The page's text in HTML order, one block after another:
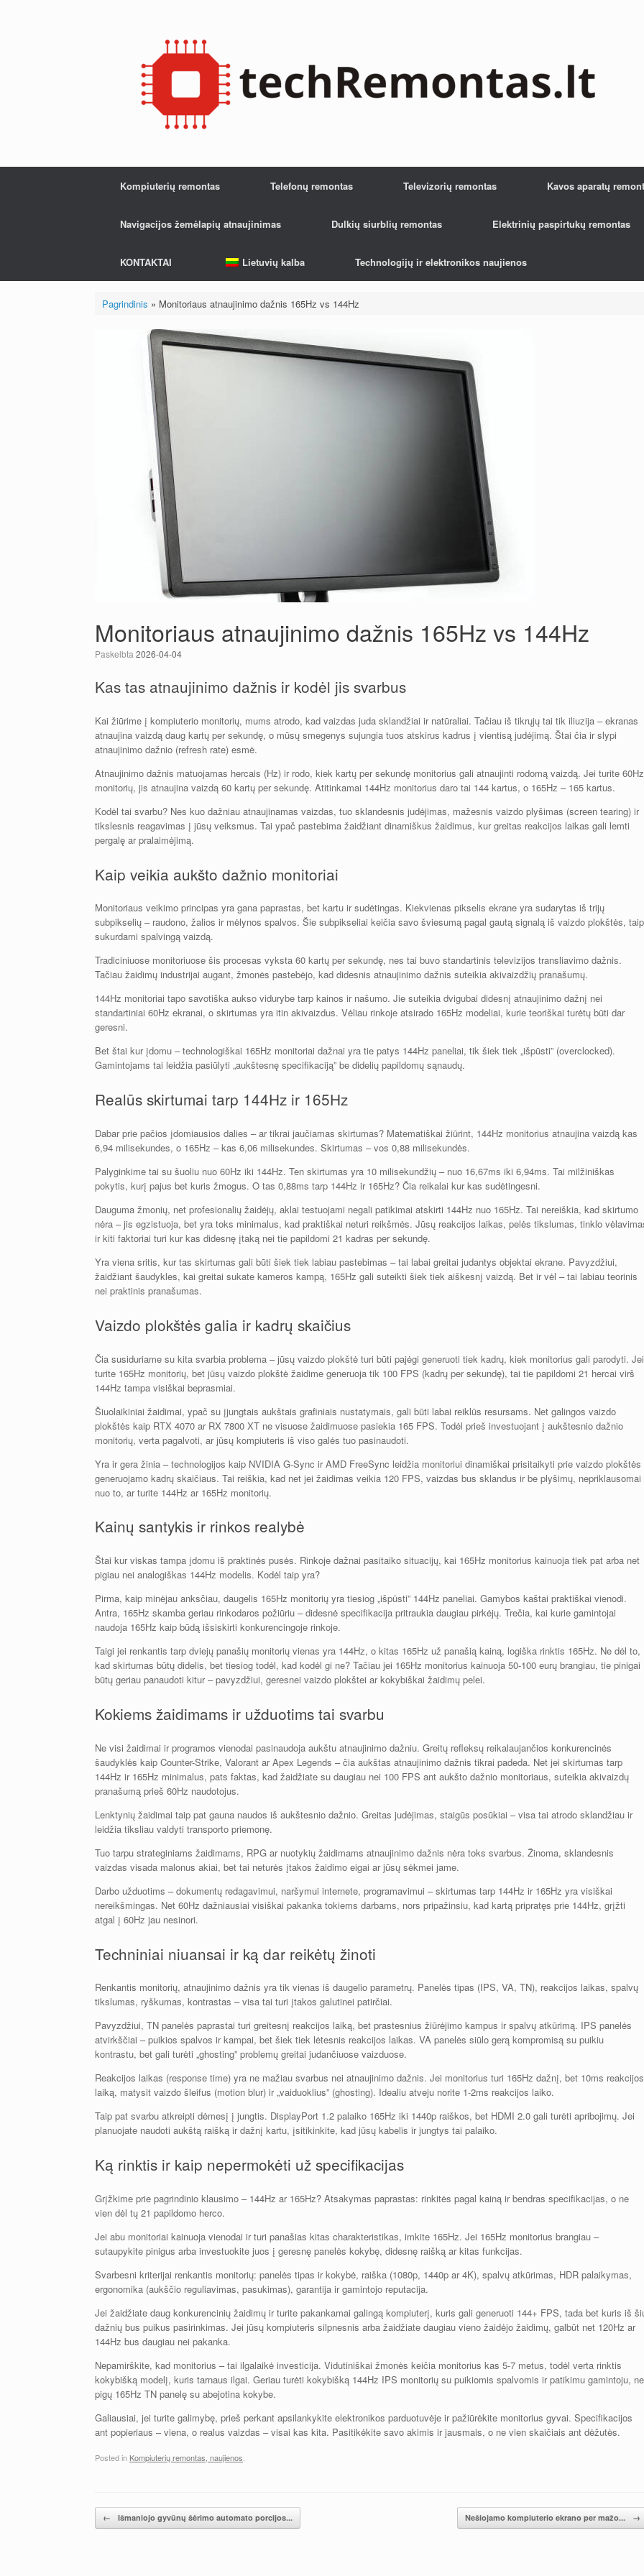
Kompiuterių remontas Telefonų remontas Televizorių remontas Kavos aparatų
Navigacijos žemėlapių atnaujinimas Dulkių siurblių remontas Elektrinių paspirtukų remontas
KONTAKTAI Lietuvių kalba Technologijų ir elektronikos naujienos
Pagrindinis » Monitoriaus atnaujinimo dažnis 165Hz vs 144Hz
Monitoriaus atnaujinimo dažnis 165Hz vs 144Hz
Paskelbta 2026-04-04
Kas tas atnaujinimo dažnis ir kodėl jis svarbus
Kai žiūrime į kompiuterio monitorių, mums atrodo, kad vaizdas juda sklandžiai ir natūraliai. Tačiau iš tikrųjų tai tik iliuzija – ekranas
atnaujina vaizdą daug kartų per sekundę, o mūsų smegenys sujungia tuos atskirus kadrus į vientisą judėjimą. Štai čia ir slypi
atnaujinimo dažnio (refresh rate) esmė.
Atnaujinimo dažnis matuojamas hercais (Hz) ir rodo, kiek kartų per sekundę monitorius gali atnaujinti rodomą vaizdą. Jei turite 60Hz
monitorių, jis atnaujina vaizdą 60 kartų per sekundę. Atitinkamai 144Hz monitorius daro tai 144 kartus, o 165Hz – 165 kartus.
Kodėl tai svarbu? Nes kuo dažniau atnaujinamas vaizdas, tuo sklandesnis judėjimas, mažesnis vaizdo plyšimas (screen tearing) ir
tikslesnis reagavimas į jūsų veiksmus. Tai ypač pastebima žaidžiant dinamiškus žaidimus, kur greitas reakcijos laikas gali lemti
pergalę ar pralaimėjimą.
Kaip veikia aukšto dažnio monitoriai
Monitoriaus veikimo principas yra gana paprastas, bet kartu ir sudėtingas. Kiekvienas pikselis ekrane yra sudarytas iš trijų
subpikselių – raudono, žalios ir mėlynos spalvos. Šie subpikseliai keičia savo šviesumą pagal gautą signalą iš vaizdo plokštės, taip
sukurdami spalvingą vaizdą.
Tradiciniuose monitoriuose šis procesas vyksta 60 kartų per sekundę, nes tai buvo standartinis televizijos transliavimo dažnis.
Tačiau žaidimų industrijai augant, žmonės pastebėjo, kad didesnis atnaujinimo dažnis suteikia akivaizdžių pranašumų.
144Hz monitoriai tapo savotiška aukso vidurybe tarp kainos ir našumo. Jie suteikia dvigubai didesnį atnaujinimo dažnį nei
standartiniai 60Hz ekranai, o skirtumas yra itin akivaizdus. Vėliau rinkoje atsirado 165Hz modeliai, kurie teoriškai turėtų būti dar
geresni.
Bet štai kur įdomu – technologiškai 165Hz monitoriai dažnai yra tie patys 144Hz paneliai, tik šiek tiek „išpūsti” (overclocked).
Gamintojams tai leidžia pasiūlyti „aukštesnę specifikaciją” be didelių papildomų sąnaudų.
Realūs skirtumai tarp 144Hz ir 165Hz
Dabar prie pačios įdomiausios dalies – ar tikrai jaučiamas skirtumas? Matematiškai žiūrint, 144Hz monitorius atnaujina vaizdą kas
6,94 milisekundes, o 165Hz – kas 6,06 milisekundes. Skirtumas – vos 0,88 milisekundės.
Palyginkime tai su šuoliu nuo 60Hz iki 144Hz. Ten skirtumas yra 10 milisekundžių – nuo 16,67ms iki 6,94ms. Tai milžiniškas
pokytis, kurį pajus bet kuris žmogus. O tas 0,88ms tarp 144Hz ir 165Hz? Čia reikalai kur kas sudėtingesni.
Dauguma žmonių, net profesionalių žaidėjų, aklai testuojami negali patikimai atskirti 144Hz nuo 165Hz. Tai nereiškia, kad skirtumo
nėra – jis egzistuoja, bet yra toks minimalus, kad praktiškai neturi reikšmės. Jūsų reakcijos laikas, pelės tikslumas, tinklo
ir kiti faktoriai turi kur kas didesnę įtaką nei tie papildomi 21 kadras per sekundę.
Yra viena sritis, kur tas skirtumas gali būti šiek tiek labiau pastebimas – tai labai greitai judantys objektai ekrane. Pavyzdžiui,
žaidžiant šaudykles, kai greitai sukate kameros kampą, 165Hz gali suteikti šiek tiek aiškesnį vaizdą. Bet ir vėl – tai labiau teorinis
nei praktinis pranašumas.
Vaizdo plokštės galia ir kadrų skaičius
Čia susiduriame su kita svarbia problema – jūsų vaizdo plokštė turi būti pajėgi generuoti tiek kadrų, kiek monitorius gali parodyti. Jei
turite 165Hz monitorių, bet jūsų vaizdo plokštė žaidime generuoja tik 100 FPS (kadrų per sekundę), tai tie papildomi 21 hercai virš
144Hz tampa visiškai beprasmiai.
Šiuolaikiniai žaidimai, ypač su įjungtais aukštais grafiniais nustatymais, gali būti labai reiklūs resursams. Net galingos vaizdo
plokštės kaip RTX 4070 ar RX 7800 XT ne visuose žaidimuose pasiekia 165 FPS. Todėl prieš investuojant į aukštesnio dažnio
monitorių, verta pagalvoti, ar jūsų kompiuteris iš viso galės tuo pasinaudoti.
Yra ir gera žinia – technologijos kaip NVIDIA G-Sync ir AMD FreeSync leidžia monitoriui dinamiškai prisitaikyti prie vaizdo plokštės
generuojamo kadrų skaičiaus. Tai reiškia, kad net jei žaidimas veikia 120 FPS, vaizdas bus sklandus ir be plyšimų, nepriklausomai
nuo to, ar turite 144Hz ar 165Hz monitorių.
Kainų santykis ir rinkos realybė
Štai kur viskas tampa įdomu iš praktinės pusės. Rinkoje dažnai pasitaiko situacijų, kai 165Hz monitorius kainuoja tiek pat arba net
pigiau nei analogiškas 144Hz modelis. Kodėl taip yra?
Pirma, kaip minėjau anksčiau, daugelis 165Hz monitorių yra tiesiog „išpūsti” 144Hz paneliai. Gamybos kaštai praktiškai vienodi.
Antra, 165Hz skamba geriau rinkodaros požiūriu – didesnė specifikacija pritraukia daugiau pirkėjų. Trečia, kai kurie gamintojai
naudoja 165Hz kaip būdą išsiskirti konkurencingoje rinkoje.
Taigi jei renkantis tarp dviejų panašių monitorių vienas yra 144Hz, o kitas 165Hz už panašią kainą, logiška rinktis 165Hz. Ne dėl to,
kad skirtumas būtų didelis, bet tiesiog todėl, kad kodėl gi ne? Tačiau jei 165Hz monitorius kainuoja 50-100 eurų brangiau, tie pinigai
būtų geriau panaudoti kitur – pavyzdžiui, geresnei vaizdo plokštei ar kokybiškai žaidimų pelei.
Kokiems žaidimams ir užduotims tai svarbu
Ne visi žaidimai ir programos vienodai pasinaudoja aukštu atnaujinimo dažniu. Greitų refleksų reikalaujančios konkurencinės
šaudyklės kaip Counter-Strike, Valorant ar Apex Legends – čia aukštas atnaujinimo dažnis tikrai padeda. Net jei skirtumas tarp
144Hz ir 165Hz minimalus, pats faktas, kad žaidžiate su daugiau nei 100 FPS ant aukšto dažnio monitoriaus, suteikia akivaizdų
pranašumą prieš 60Hz naudotojus.
Lenktynių žaidimai taip pat gauna naudos iš aukštesnio dažnio. Greitas judėjimas, staigūs posūkiai – visa tai atrodo sklandžiau ir
leidžia tiksliau valdyti transporto priemonę.
Tuo tarpu strateginiams žaidimams, RPG ar nuotykių žaidimams atnaujinimo dažnis nėra toks svarbus. Žinoma, sklandesnis
vaizdas visada malonus akiai, bet tai neturės įtakos žaidimo eigai ar jūsų sėkmei jame.
Darbo užduotims – dokumentų redagavimui, naršymui internete, programavimui – skirtumas tarp 144Hz ir 165Hz yra visiškai
nereikšmingas. Net 60Hz dažniausiai visiškai pakanka tokiems darbams, nors pripažinsiu, kad kartą pripratęs prie 144Hz, grįžti
atgal į 60Hz jau nesinori.
Techniniai niuansai ir ką dar reikėtų žinoti
Renkantis monitorių, atnaujinimo dažnis yra tik vienas iš daugelio parametrų. Panelės tipas (IPS, VA, TN), reakcijos laikas, spalvų
tikslumas, ryškumas, kontrastas – visa tai turi įtakos galutinei patirčiai.
Pavyzdžiui, TN panelės paprastai turi greitesnį reakcijos laiką, bet prastesnius žiūrėjimo kampus ir spalvų atkūrimą. IPS panelės
atvirkščiai – puikios spalvos ir kampai, bet šiek tiek lėtesnis reakcijos laikas. VA panelės siūlo gerą kompromisą su puikiu
kontrastu, bet gali turėti „ghosting” problemų greitai judančiuose vaizduose.
Reakcijos laikas (response time) yra ne mažiau svarbus nei atnaujinimo dažnis. Jei monitorius turi 165Hz dažnį, bet 10ms reakcijos
laiką, matysit vaizdo šleifus (motion blur) ir „vaiduoklius” (ghosting). Idealiu atveju norite 1-2ms reakcijos laiko.
Taip pat svarbu atkreipti dėmesį į jungtis. DisplayPort 1.2 palaiko 165Hz iki 1440p raiškos, bet HDMI 2.0 gali turėti apribojimų. Jei
planuojate naudoti aukštą raišką ir dažnį kartu, įsitikinkite, kad jūsų kabelis ir jungtys tai palaiko.
Ką rinktis ir kaip nepermokėti už specifikacijas
Grįžkime prie pagrindinio klausimo – 144Hz ar 165Hz? Atsakymas paprastas: rinkitės pagal kainą ir bendras specifikacijas, o ne
vien dėl tų 21 papildomo herco.
Jei abu monitoriai kainuoja vienodai ir turi panašias kitas charakteristikas, imkite 165Hz. Jei 165Hz monitorius brangiau –
sutaupykite pinigus arba investuokite juos į geresnę panelės kokybę, didesnę raišką ar kitas funkcijas.
Svarbesni kriterijai renkantis monitorių: panelės tipas ir kokybė, raiška (1080p, 1440p ar 4K), spalvų atkūrimas, HDR palaikymas,
ergonomika (aukščio reguliavimas, pasukimas), garantija ir gamintojo reputacija.
Jei žaidžiate daug konkurencinių žaidimų ir turite pakankamai galingą kompiuterį, kuris gali generuoti 144+ FPS, tada bet kuris iš
dažnių bus puikus pasirinkimas. Jei jūsų kompiuteris silpnesnis arba žaidžiate daugiau vieno žaidėjo žaidimų, galbūt net 120Hz ar
144Hz bus daugiau nei pakanka.
Nepamirškite, kad monitorius – tai ilgalaikė investicija. Vidutiniškai žmonės keičia monitorius kas 5-7 metus, todėl verta rinktis
kokybišką modelį, kuris tarnaus ilgai. Geriau turėti kokybišką 144Hz IPS monitorių su puikiomis spalvomis ir patikimu gamintoju,
pigų 165Hz TN panelę su abejotina kokybe.
Galiausiai, jei turite galimybę, prieš perkant apsilankykite elektronikos parduotuvėje ir pažiūrėkite monitorius gyvai. Specifikacijos
ant popieriaus – viena, o realus vaizdas – visai kas kita. Pasitikėkite savo akimis ir jausmais, o ne vien skaičiais ant dėžutės.
Posted in Kompiuterių remontas, naujienos
Įrašų navigacija
← Išmaniojo gyvūnų šėrimo automato porcijos... Nešiojamo kompiuterio ekrano per mažo... →